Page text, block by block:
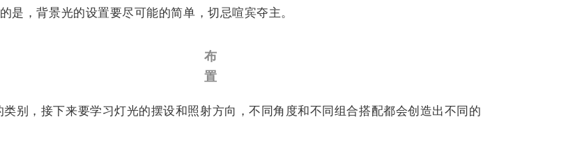
是，背景光的设置要尽可能的简单，切忌喧宾夺主。
布
置
类别，接下来要学习灯光的摆设和照射方向，不同角度和不同组合搭配都会创造出不同的